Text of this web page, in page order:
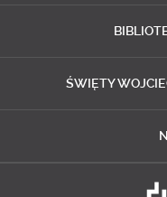
ŚWIĘTY